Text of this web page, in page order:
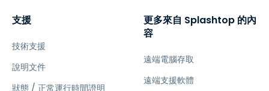
支援
技術支援
說明文件
狀態 / 正常運行時間證明
更多來自 Splashtop 的內
容
遠端電腦存取
遠端支援軟體